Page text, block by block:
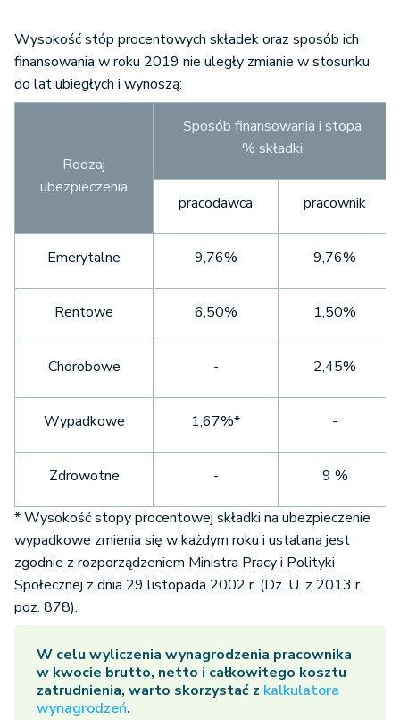
Wysokość stóp procentowych składek oraz sposób ich
finansowania w roku 2019 nie uległy zmianie w stosunku
do lat ubiegłych i wynoszą:
Rodzaj
ubezpieczenia
Sposób finansowania i stopa
% składki
pracodawca pracownik
Emerytalne 9,76% 9,76%
Rentowe 6,50% 1,50%
Chorobowe - 2,45%
Wypadkowe 1,67%* -
Zdrowotne - 9 %
* Wysokość stopy procentowej składki na ubezpieczenie
wypadkowe zmienia się w każdym roku i ustalana jest
zgodnie z rozporządzeniem Ministra Pracy i Polityki
Społecznej z dnia 29 listopada 2002 r. (Dz. U. z 2013 r.
poz. 878).
W celu wyliczenia wynagrodzenia pracownika
w kwocie brutto, netto i całkowitego kosztu
zatrudnienia, warto skorzystać z kalkulatora
wynagrodzeń.